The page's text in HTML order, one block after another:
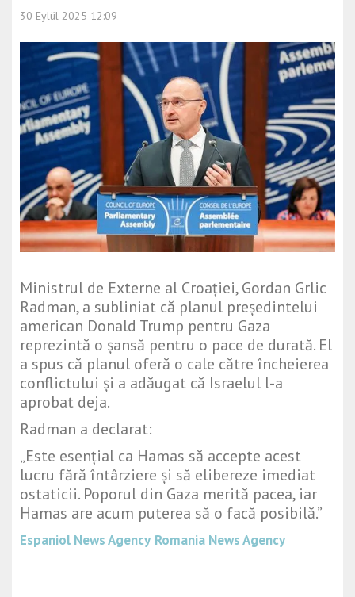
30 Eylül 2025 12:09
Ministrul de Externe al Croației, Gordan Grlic
Radman, a subliniat că planul președintelui
american Donald Trump pentru Gaza
reprezintă o șansă pentru o pace de durată. El
a spus că planul oferă o cale către încheierea
conflictului și a adăugat că Israelul l-a
aprobat deja.
Radman a declarat:
„Este esențial ca Hamas să accepte acest
lucru fără întârziere și să elibereze imediat
ostaticii. Poporul din Gaza merită pacea, iar
Hamas are acum puterea să o facă posibilă.”
Espaniol News Agency Romania News Agency